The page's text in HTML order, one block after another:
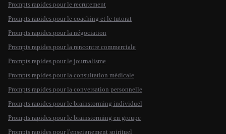
Prompts rapides pour le recrutement
Prompts rapides pour le coaching et le tutorat
Prompts rapides pour la négociation
Prompts rapides pour la rencontre commerciale
Prompts rapides pour le journalisme
Prompts rapides pour la consultation médicale
Prompts rapides pour la conversation personnelle
Prompts rapides pour le brainstorming individuel
Prompts rapides pour le brainstorming en groupe
Prompts rapides pour l'enseignement spirituel